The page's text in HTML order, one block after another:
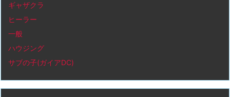
ギャザクラ
ヒーラー
一般
ハウジング
サブの子(ガイアDC)